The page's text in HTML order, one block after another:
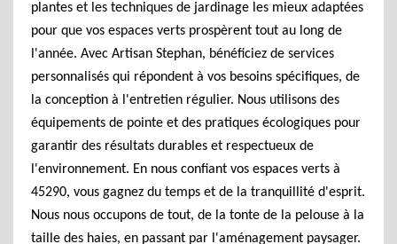
plantes et les techniques de jardinage les mieux adaptées
pour que vos espaces verts prospèrent tout au long de
l'année. Avec Artisan Stephan, bénéficiez de services
personnalisés qui répondent à vos besoins spécifiques, de
la conception à l'entretien régulier. Nous utilisons des
équipements de pointe et des pratiques écologiques pour
garantir des résultats durables et respectueux de
l'environnement. En nous confiant vos espaces verts à
45290, vous gagnez du temps et de la tranquillité d'esprit.
Nous nous occupons de tout, de la tonte de la pelouse à la
taille des haies, en passant par l'aménagement paysager.